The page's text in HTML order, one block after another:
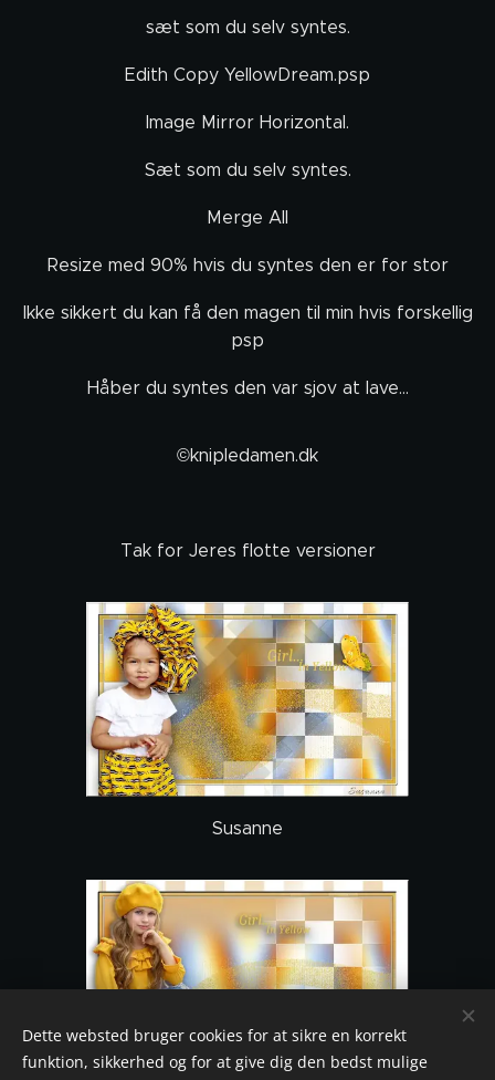
sæt som du selv syntes.
Edith Copy YellowDream.psp
Image Mirror Horizontal.
Sæt som du selv syntes.
Merge All
Resize med 90% hvis du syntes den er for stor
Ikke sikkert du kan få den magen til min hvis forskellig
psp
Håber du syntes den var sjov at lave...
©knipledamen.dk
Tak for Jeres flotte versioner
Susanne
Dette websted bruger cookies for at sikre en korrekt
funktion, sikkerhed og for at give dig den bedst mulige